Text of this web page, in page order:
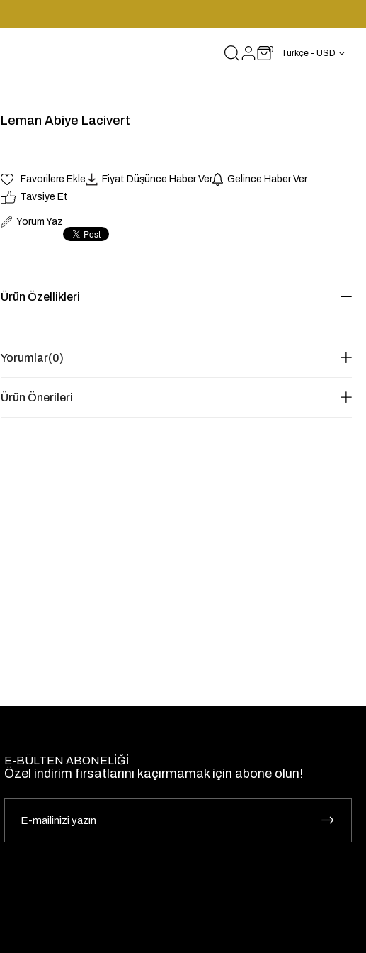
0 Türkçe - USD
Leman Abiye Lacivert
Favorilere Ekle Fiyat Düşünce Haber Ver
Gelince Haber Ver
Tavsiye Et
Yorum Yaz
Ürün Özellikleri
Yorumlar(0)
Ürün Önerileri
E-BÜLTEN ABONELİĞİ
Özel indirim fırsatlarını kaçırmamak için abone olun!